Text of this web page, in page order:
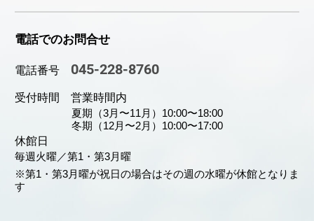
電話でのお問合せ
電話番号 045-228-8760
受付時間 営業時間内
夏期（3月〜11月）10:00〜18:00
冬期（12月〜2月）10:00〜17:00
休館日
毎週火曜／第1・第3月曜
※第1・第3月曜が祝日の場合はその週の水曜が休館となりま
す